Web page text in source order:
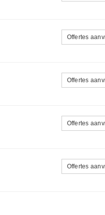
Offertes
Offertes
Offertes
Offertes